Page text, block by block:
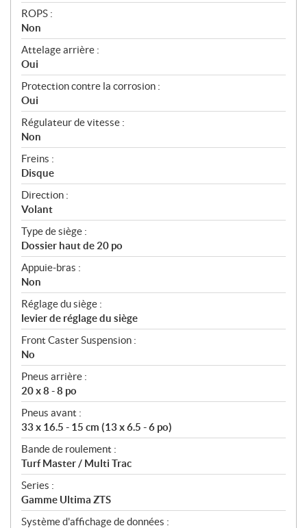
ROPS :
Non
Attelage arrière :
Oui
Protection contre la corrosion :
Oui
Régulateur de vitesse :
Non
Freins :
Disque
Direction :
Volant
Type de siège :
Dossier haut de 20 po
Appuie-bras :
Non
Réglage du siège :
levier de réglage du siège
Front Caster Suspension :
No
Pneus arrière :
20 x 8 - 8 po
Pneus avant :
33 x 16.5 - 15 cm (13 x 6.5 - 6 po)
Bande de roulement :
Turf Master / Multi Trac
Series :
Gamme Ultima ZTS
Système d'affichage de données :